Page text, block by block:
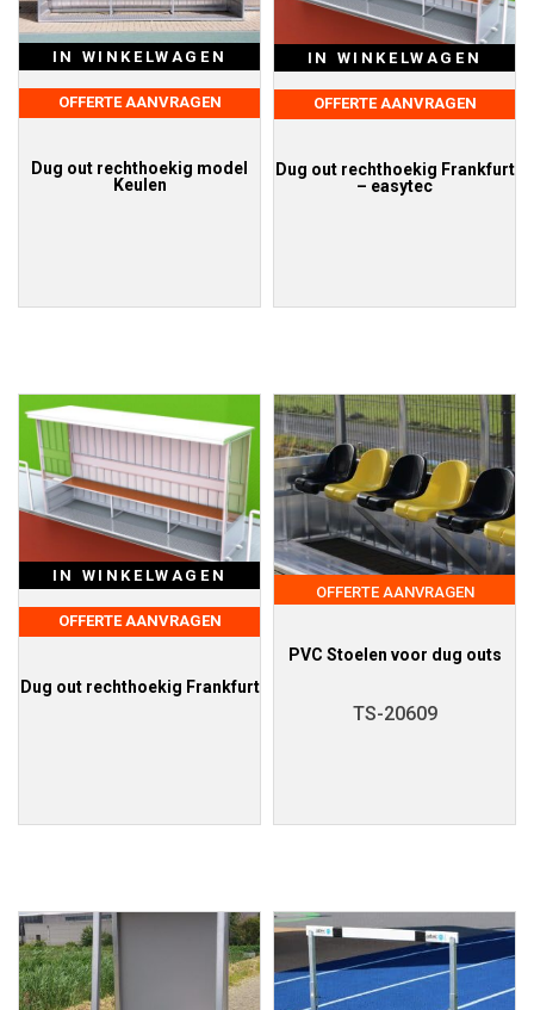
IN WINKELWAGEN
OFFERTE AANVRAGEN
Dug out rechthoekig model
Keulen
IN WINKELWAGEN
OFFERTE AANVRAGEN
Dug out rechthoekig Frankfurt
– easytec
IN WINKELWAGEN
OFFERTE AANVRAGEN
Dug out rechthoekig Frankfurt
OFFERTE AANVRAGEN
PVC Stoelen voor dug outs
TS-20609